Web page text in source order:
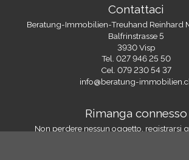
Contattaci
Beratung-Immobilien-Treuhand Reinhard
Balfrinstrasse 5
3930 Visp
Tel. 027 946 25 50
Cel. 079 230 54 37
info@beratung-
Rimanga connesso
Non perdere nessun oggetto, registrarsi